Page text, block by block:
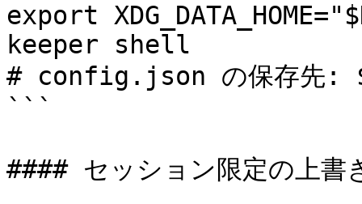
export
keeper shell
# config.json の保存先:
```
#### セッション限定の上書